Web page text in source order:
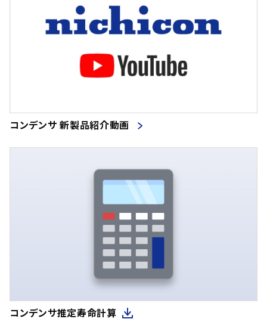
コンデンサ 新製品紹介動画
コンデンサ推定寿命計算